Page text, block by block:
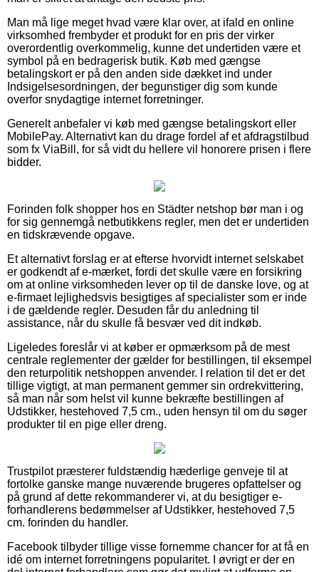
Man må lige meget hvad være klar over, at ifald en online
virksomhed frembyder et produkt for en pris der virker
overordentlig overkommelig, kunne det undertiden være et
symbol på en bedragerisk butik. Køb med gængse
betalingskort er på den anden side dækket ind under
Indsigelsesordningen, der begunstiger dig som kunde
overfor snydagtige internet forretninger.
Generelt anbefaler vi køb med gængse betalingskort eller
MobilePay. Alternativt kan du drage fordel af et afdragstilbud
som fx ViaBill, for så vidt du hellere vil honorere prisen i flere
bidder.
Forinden folk shopper hos en Städter netshop bør man i og
for sig gennemgå netbutikkens regler, men det er undertiden
en tidskrævende opgave.
Et alternativt forslag er at efterse hvorvidt internet selskabet
er godkendt af e-mærket, fordi det skulle være en forsikring
om at online virksomheden lever op til de danske love, og at
e-firmaet lejlighedsvis besigtiges af specialister som er inde
i de gældende regler. Desuden får du anledning til
assistance, når du skulle få besvær ved dit indkøb.
Ligeledes foreslår vi at køber er opmærksom på de mest
centrale reglementer der gælder for bestillingen, til eksempel
den returpolitik netshoppen anvender. I relation til det er det
tillige vigtigt, at man permanent gemmer sin ordrekvittering,
så man når som helst vil kunne bekræfte bestillingen af
Udstikker, hestehoved 7,5 cm., uden hensyn til om du søger
produkter til en pige eller dreng.
Trustpilot præsterer fuldstændig hæderlige genveje til at
fortolke ganske mange nuværende brugeres opfattelser og
på grund af dette rekommanderer vi, at du besigtiger e-
forhandlerens bedømmelser af Udstikker, hestehoved 7,5
cm. forinden du handler.
Facebook tilbyder tillige visse fornemme chancer for at få en
idé om internet forretningens popularitet. I øvrigt er der en